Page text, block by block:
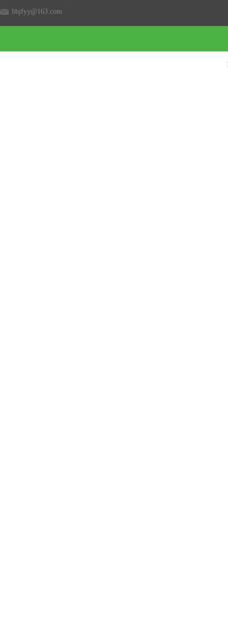
hbjfyy@163.com